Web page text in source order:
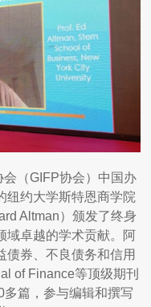
（GIFP协会）中国办
纽约大学斯特恩商学院
Altman）颁发了终身
域卓越的学术贡献。阿
债券、不良债务和信用
of Finance等顶级期刊
多篇，参与编辑和撰写